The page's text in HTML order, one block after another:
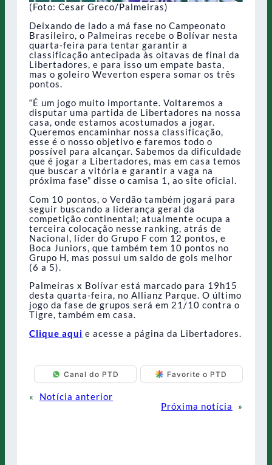
(Foto: Cesar Greco/Palmeiras)
Deixando de lado a má fase no Campeonato
Brasileiro, o Palmeiras recebe o Bolívar nesta
quarta-feira para tentar garantir a
classificação antecipada às oitavas de final da
Libertadores, e para isso um empate basta,
mas o goleiro Weverton espera somar os três
pontos.
“É um jogo muito importante. Voltaremos a
disputar uma partida de Libertadores na nossa
casa, onde estamos acostumados a jogar.
Queremos encaminhar nossa classificação,
esse é o nosso objetivo e faremos todo o
possível para alcançar. Sabemos da dificuldade
que é jogar a Libertadores, mas em casa temos
que buscar a vitória e garantir a vaga na
próxima fase” disse o camisa 1, ao site oficial.
Com 10 pontos, o Verdão também jogará para
seguir buscando a liderança geral da
competição continental; atualmente ocupa a
terceira colocação nesse ranking, atrás de
Nacional, líder do Grupo F com 12 pontos, e
Boca Juniors, que também tem 10 pontos no
Grupo H, mas possui um saldo de gols melhor
(6 a 5).
Palmeiras x Bolívar está marcado para 19h15
desta quarta-feira, no Allianz Parque. O último
jogo da fase de grupos será em 21/10 contra o
Tigre, também em casa.
Clique aqui e acesse a página da Libertadores.
Canal do PTD Favorite o PTD
«
Notícia anterior
Próxima notícia
»